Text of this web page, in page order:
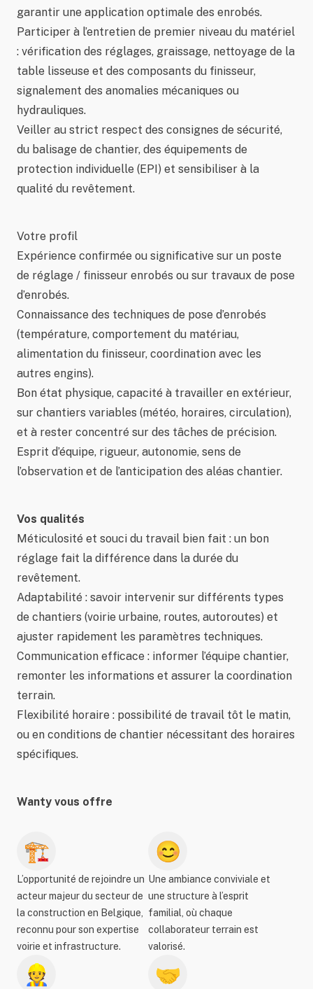
garantir une application optimale des enrobés.
Participer à l’entretien de premier niveau du matériel
: vérification des réglages, graissage, nettoyage de la
table lisseuse et des composants du finisseur,
signalement des anomalies mécaniques ou
hydrauliques.
Veiller au strict respect des consignes de sécurité,
du balisage de chantier, des équipements de
protection individuelle (EPI) et sensibiliser à la
qualité du revêtement.
Votre profil
Expérience confirmée ou significative sur un poste
de réglage / finisseur enrobés ou sur travaux de pose
d’enrobés.
Connaissance des techniques de pose d’enrobés
(température, comportement du matériau,
alimentation du finisseur, coordination avec les
autres engins).
Bon état physique, capacité à travailler en extérieur,
sur chantiers variables (météo, horaires, circulation),
et à rester concentré sur des tâches de précision.
Esprit d’équipe, rigueur, autonomie, sens de
l’observation et de l’anticipation des aléas chantier.
Vos qualités
Méticulosité et souci du travail bien fait : un bon
réglage fait la différence dans la durée du
revêtement.
Adaptabilité : savoir intervenir sur différents types
de chantiers (voirie urbaine, routes, autoroutes) et
ajuster rapidement les paramètres techniques.
Communication efficace : informer l’équipe chantier,
remonter les informations et assurer la coordination
terrain.
Flexibilité horaire : possibilité de travail tôt le matin,
ou en conditions de chantier nécessitant des horaires
spécifiques.
Wanty vous offre
🏗️
L’opportunité de rejoindre un
acteur majeur du secteur de
la construction en Belgique,
reconnu pour son expertise
voirie et infrastructure.
😊
Une ambiance conviviale et
une structure à l’esprit
familial, où chaque
collaborateur terrain est
valorisé.
👷 🤝